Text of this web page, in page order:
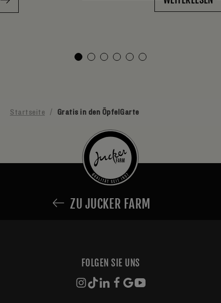
Startseite / Gratis in den ÖpfelGarte
ZU JUCKER FARM
FOLGEN SIE UNS